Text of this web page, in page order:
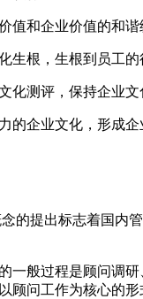
值和企业价值的和谐
生根，生根到员工的
化测评，保持企业
的企业文化，形成企
的提出标志着国内
一般过程是顾问调
顾问工作为核心的